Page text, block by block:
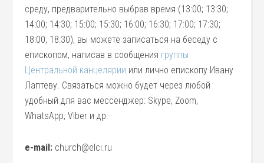
среду, предварительно выбрав время (13:00; 13:30;
14:00; 14:30; 15:00; 15:30; 16:00; 16:30; 17:00; 17:30;
18:00; 18:30), вы можете записаться на беседу с
епископом, написав в сообщения группы
Центральной канцелярии или лично епископу Ивану
Лаптеву. Связаться можно будет через любой
удобный для вас мессенджер: Skype, Zoom,
WhatsApp, Viber и др.
e-mail: church@elci.ru